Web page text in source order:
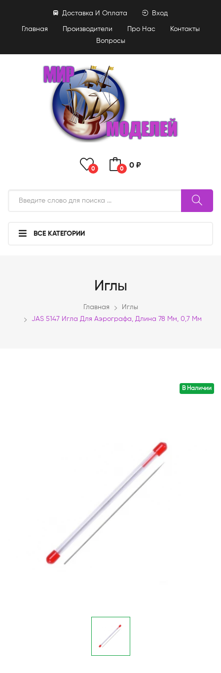
Главная Производители Про Нас
Контакты
Вопросы
Доставка И Оплата Вход
0 0 0 ₽
ВСЕ КАТЕГОРИИ
Иглы
Главная
Иглы
JAS 5147 Игла Для Аэрографа, Длина 78 Мм, 0,7 Мм
В Наличии